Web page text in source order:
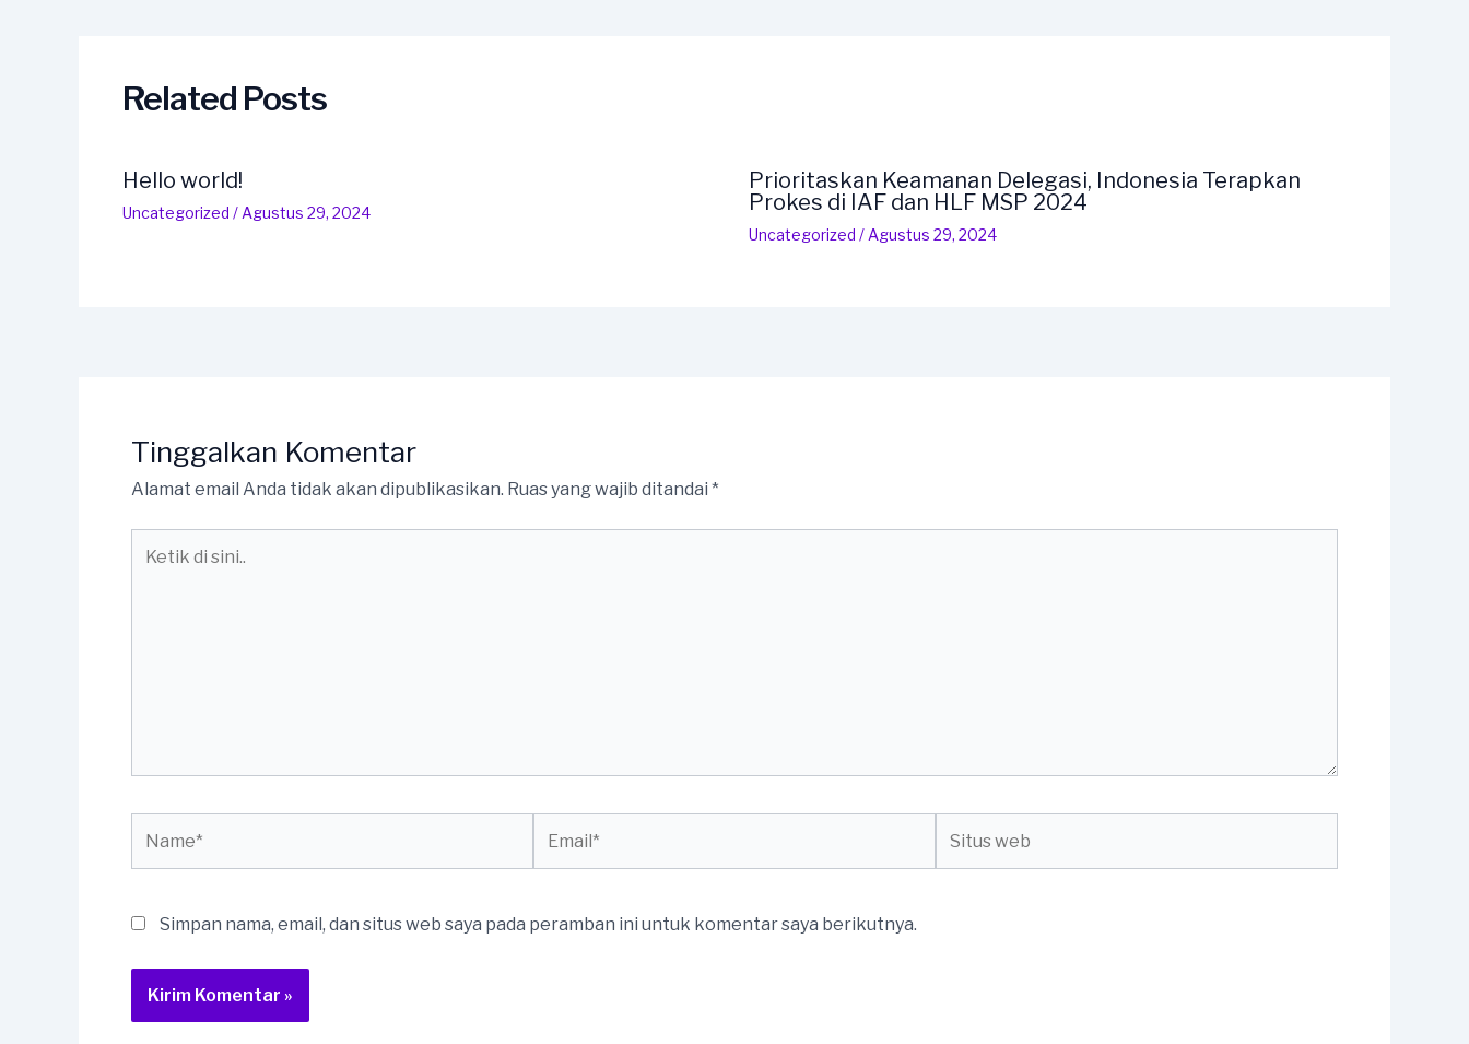
Related Posts
Hello world!
Uncategorized / Agustus 29, 2024
Prioritaskan Keamanan Delegasi, Indonesia Terapkan
Prokes di IAF dan HLF MSP 2024
Uncategorized / Agustus 29, 2024
Tinggalkan Komentar
Alamat email Anda tidak akan dipublikasikan. Ruas yang wajib ditandai *
web
Simpan nama, email, dan situs web saya pada peramban ini untuk komentar saya berikutnya.